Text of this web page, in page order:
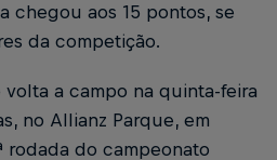
chegou aos 15 pontos, se
da competição.
a campo na quinta-feira
no Allianz Parque, em
rodada do campeonato